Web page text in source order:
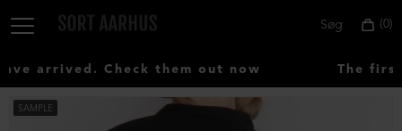
0
Søg
arrived. Check them out now The first
SAMPLE